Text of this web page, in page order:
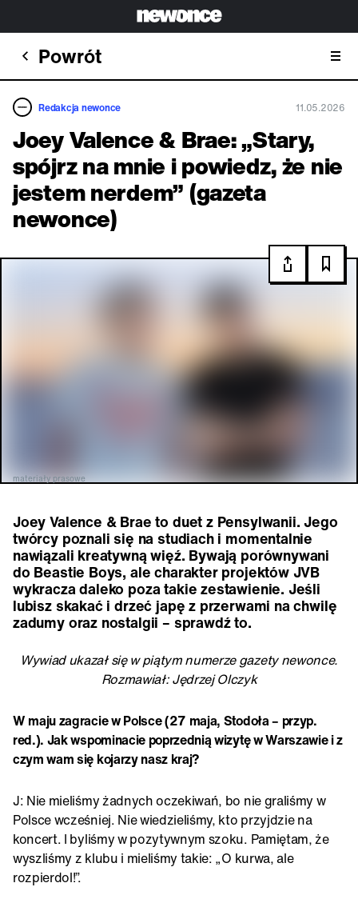
Powrót
Redakcja newonce 11.05.2026
Joey Valence & Brae: „Stary,
spójrz na mnie i powiedz, że nie
jestem nerdem” (gazeta
newonce)
materiały prasowe
Joey Valence & Brae to duet z Pensylwanii. Jego
twórcy poznali się na studiach i momentalnie
nawiązali kreatywną więź. Bywają porównywani
do Beastie Boys, ale charakter projektów JVB
wykracza daleko poza takie zestawienie. Jeśli
lubisz skakać i drzeć japę z przerwami na chwilę
zadumy oraz nostalgii – sprawdź to.
Wywiad ukazał się w piątym numerze gazety newonce.
Rozmawiał: Jędrzej Olczyk
W maju zagracie w Polsce (27 maja, Stodoła – przyp.
red.). Jak wspominacie poprzednią wizytę w Warszawie i z
czym wam się kojarzy nasz kraj?
J: Nie mieliśmy żadnych oczekiwań, bo nie graliśmy w
Polsce wcześniej. Nie wiedzieliśmy, kto przyjdzie na
koncert. I byliśmy w pozytywnym szoku. Pamiętam, że
wyszliśmy z klubu i mieliśmy takie: „O kurwa, ale
rozpierdol!”.